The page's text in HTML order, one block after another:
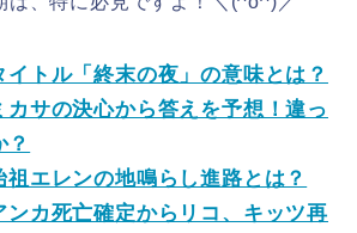
イトル「終末の夜」の意味とは？
カサの決心から答えを予想！違っ
祖エレンの地鳴らし進路とは？
ンカ死亡確定からリコ、キッツ再